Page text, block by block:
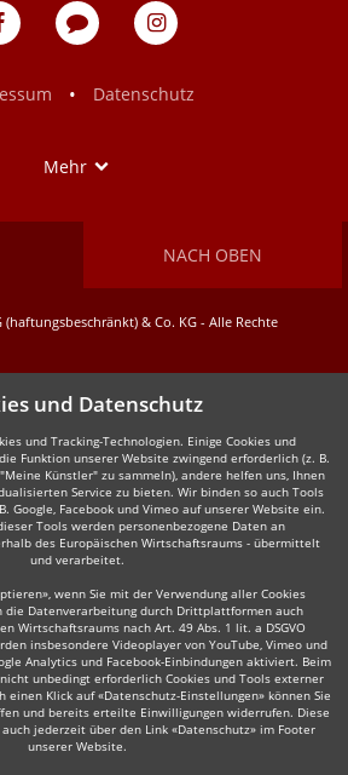
eventpeppers
Blog
eventpeppers
• Datenschutz
Mehr
NACH OBEN
& Co. KG - Alle Rechte
und Datenschutz
und Tracking-Technologien. Einige Cookies und
Funktion unserer Website zwingend erforderlich (z. B.
Künstler" zu sammeln), andere helfen uns, Ihnen
Service zu bieten. Wir binden so auch Tools
Google, Facebook und Vimeo auf unserer Website ein.
Tools werden personenbezogene Daten an
des Europäischen Wirtschaftsraums - übermittelt
und verarbeitet.
wenn Sie mit der Verwendung aller Cookies
die Datenverarbeitung durch Drittplattformen auch
Wirtschaftsraums nach Art. 49 Abs. 1 lit. a DSGVO
insbesondere Videoplayer von YouTube, Vimeo und
Analytics und Facebook-Einbindungen aktiviert. Beim
unbedingt erforderlich Cookies und Tools externer
Klick auf «Datenschutz-Einstellungen» können Sie
und bereits erteilte Einwilligungen widerrufen. Diese
jederzeit über den Link «Datenschutz» im Footer
unserer Website.